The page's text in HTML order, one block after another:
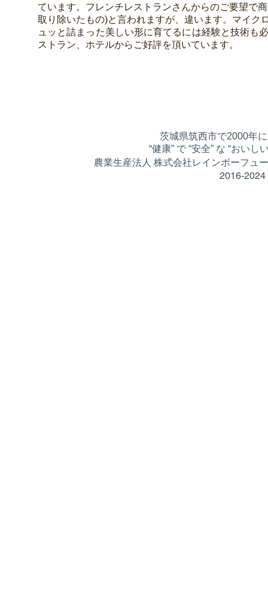
ています。フレンチレストランさんからのご要望で
取り除いたもの)と言われますが、違います。マイク
ュッと詰まった美しい形に育てるには経験と技術も
ストラン、ホテルからご好評を頂いています。
茨城県筑西市で2000年
“健康” で “安全” な “おいし
農業生産法人 株式会社レインボーフ
2016-